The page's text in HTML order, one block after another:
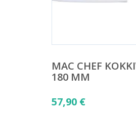
MAC CHEF
180 MM
57,90 €